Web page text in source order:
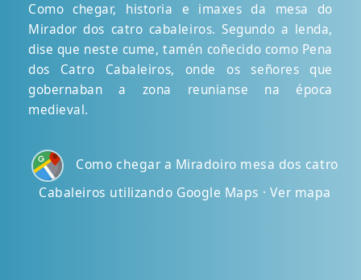
Como chegar, historia e imaxes da mesa do
Mirador dos catro cabaleiros. Segundo a lenda,
dise que neste cume, tamén coñecido como Pena
dos Catro Cabaleiros, onde os señores que
gobernaban a zona reunianse na época
medieval.
Como chegar a Miradoiro mesa dos catro
Cabaleiros utilizando Google Maps · Ver mapa